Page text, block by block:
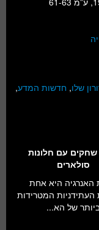
שלו, חדשות המדע,
שחקים עם חלונות
סולארים
האנרגיה היא אחת
העתידניות המטרידות
של הא...